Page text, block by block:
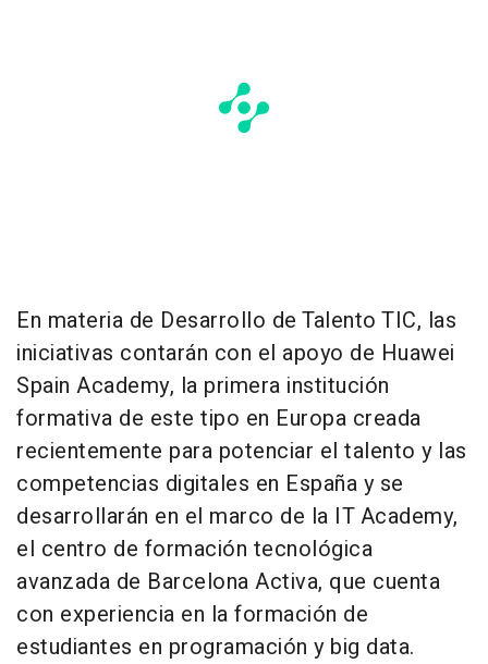
En materia de Desarrollo de Talento TIC, las
iniciativas contarán con el apoyo de Huawei
Spain Academy, la primera institución
formativa de este tipo en Europa creada
recientemente para potenciar el talento y las
competencias digitales en España y se
desarrollarán en el marco de la IT Academy,
el centro de formación tecnológica
avanzada de Barcelona Activa, que cuenta
con experiencia en la formación de
estudiantes en programación y big data.